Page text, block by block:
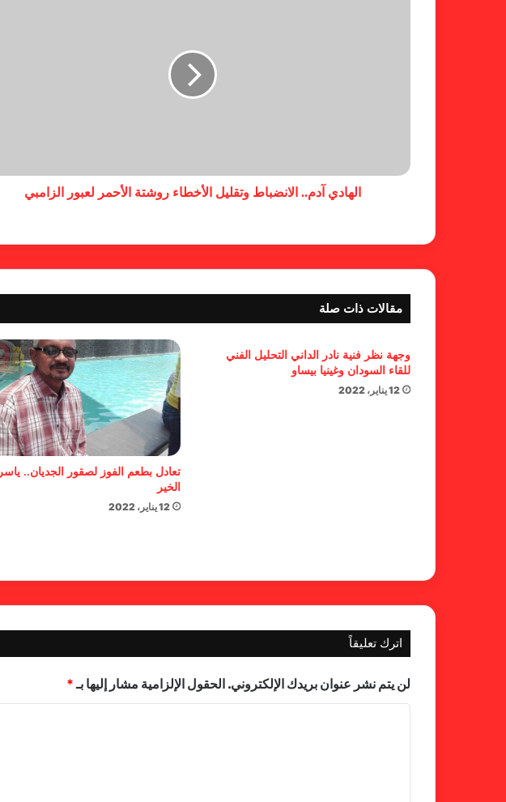
الهادي آدم.. الانضباط وتقليل الأخطاء روشتة الأحمر لعبور الزامبي
مقالات ذات صلة
وجهة نظر فنية نادر الداني التحليل الفني
للقاء السودان وغينيا بيساو
12 يناير، 2022
تعادل بطعم الفوز لصقور الجديان.. ياسر
الخير
12 يناير، 2022
اترك تعليقاً
لن يتم نشر عنوان بريدك الإلكتروني. الحقول الإلزامية مشار إليها بـ*